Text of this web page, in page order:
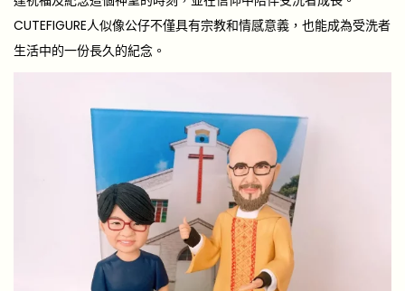
CUTEFIGURE人似像公仔不僅具有宗教和情感意義，也能成為受洗者
生活中的一份長久的紀念。